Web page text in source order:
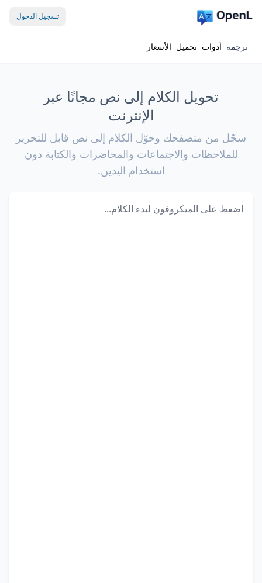
تسجيل الدخول
ترجمة أدوات تحميل الأسعار
تحويل الكلام إلى نص مجانًا عبر
الإنترنت
سجّل من متصفحك وحوّل الكلام إلى نص قابل للتحرير
للملاحظات والاجتماعات والمحاضرات والكتابة دون
استخدام اليدين.